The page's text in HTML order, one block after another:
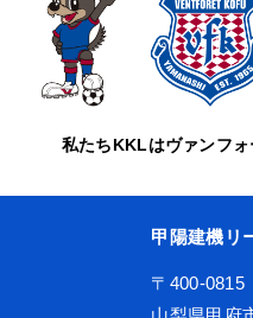
私たちKKLはヴァンフォ
甲陽建機リ
〒400-0815